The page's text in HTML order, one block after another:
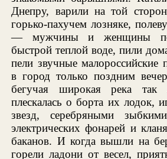
Днепру, варили на той
горько-пахучем лозняке,
— мужчины и женщины
быстрой теплой воде, пили
пели звучные малороссийские
в город только поздним
бегучая широкая река так
плескалась о борта их лодок,
звезд, серебряными
электрических фонарей и
баканов. И когда вышли на
горели ладони от весел,